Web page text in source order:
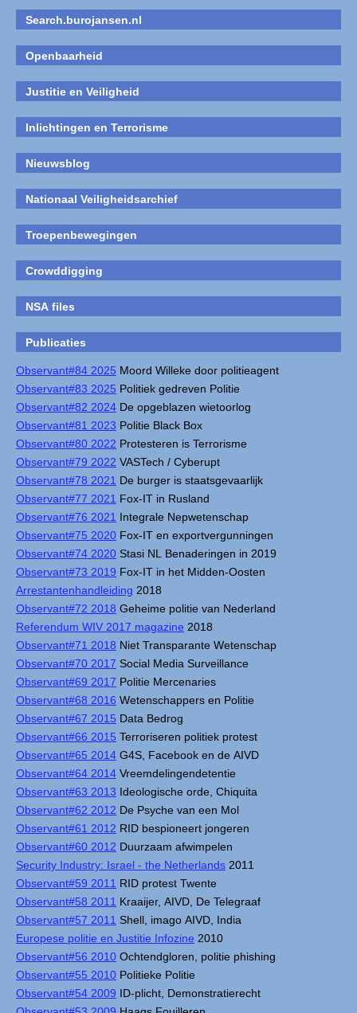
Search.burojansen.nl
Openbaarheid
Justitie en Veiligheid
Inlichtingen en Terrorisme
Nieuwsblog
Nationaal Veiligheidsarchief
Troepenbewegingen
Crowddigging
NSA files
Publicaties
Observant#84 2025 Moord Willeke door politieagent
Observant#83 2025 Politiek gedreven Politie
Observant#82 2024 De opgeblazen wietoorlog
Observant#81 2023 Politie Black Box
Observant#80 2022 Protesteren is Terrorisme
Observant#79 2022 VASTech / Cyberupt
Observant#78 2021 De burger is staatsgevaarlijk
Observant#77 2021 Fox-IT in Rusland
Observant#76 2021 Integrale Nepwetenschap
Observant#75 2020 Fox-IT en exportvergunningen
Observant#74 2020 Stasi NL Benaderingen in 2019
Observant#73 2019 Fox-IT in het Midden-Oosten
Arrestantenhandleiding 2018
Observant#72 2018 Geheime politie van Nederland
Referendum WIV 2017 magazine 2018
Observant#71 2018 Niet Transparante Wetenschap
Observant#70 2017 Social Media Surveillance
Observant#69 2017 Politie Mercenaries
Observant#68 2016 Wetenschappers en Politie
Observant#67 2015 Data Bedrog
Observant#66 2015 Terroriseren politiek protest
Observant#65 2014 G4S, Facebook en de AIVD
Observant#64 2014 Vreemdelingendetentie
Observant#63 2013 Ideologische orde, Chiquita
Observant#62 2012 De Psyche van een Mol
Observant#61 2012 RID bespioneert jongeren
Observant#60 2012 Duurzaam afwimpelen
Security Industry: Israel - the Netherlands 2011
Observant#59 2011 RID protest Twente
Observant#58 2011 Kraaijer, AIVD, De Telegraaf
Observant#57 2011 Shell, imago AIVD, India
Europese politie en Justitie Infozine 2010
Observant#56 2010 Ochtendgloren, politie phishing
Observant#55 2010 Politieke Politie
Observant#54 2009 ID-plicht, Demonstratierecht